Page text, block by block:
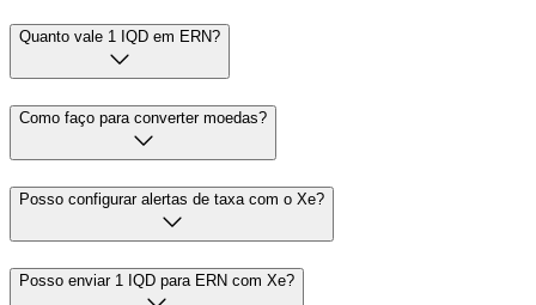
Quanto vale 1 IQD em ERN?
Como faço para converter moedas?
Posso configurar alertas de taxa com o Xe?
Posso enviar 1 IQD para ERN com Xe?